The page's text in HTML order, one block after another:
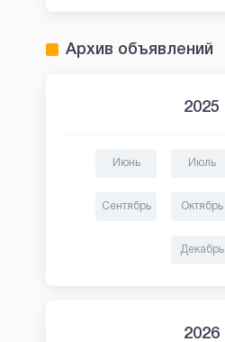
Архив объявлений
2025
Июнь Июль
Сентябрь Октябрь
Декабрь
2026